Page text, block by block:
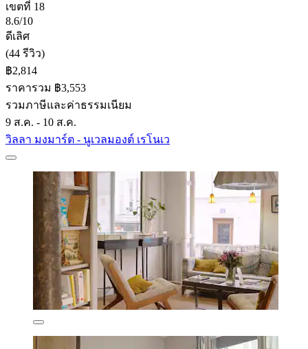
เขตที่ 18
8.6/10
ดีเลิศ
(44 รีวิว)
฿2,814
ราคารวม ฿3,553
รวมภาษีและค่าธรรมเนียม
9 ส.ค. - 10 ส.ค.
วิลลา มงมาร์ต - นูเวลมองต์ เรโนเว